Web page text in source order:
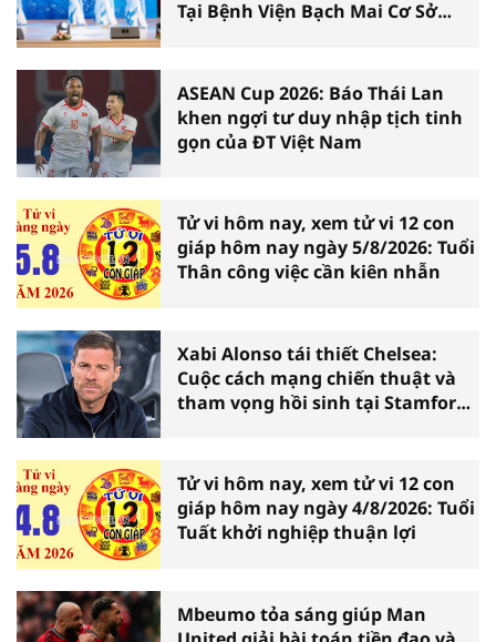
Tại Bệnh Viện Bạch Mai Cơ Sở
ASEAN Cup 2026: Báo Thái Lan
khen ngợi tư duy nhập tịch tinh
gọn của ĐT Việt Nam
Tử vi hôm nay, xem tử vi 12 con
giáp hôm nay ngày 5/8/2026: Tuổi
Thân công việc cần kiên nhẫn
Xabi Alonso tái thiết Chelsea:
Cuộc cách mạng chiến thuật và
tham vọng hồi sinh tại Stamford
Tử vi hôm nay, xem tử vi 12 con
giáp hôm nay ngày 4/8/2026: Tuổi
Tuất khởi nghiệp thuận lợi
Mbeumo tỏa sáng giúp Man